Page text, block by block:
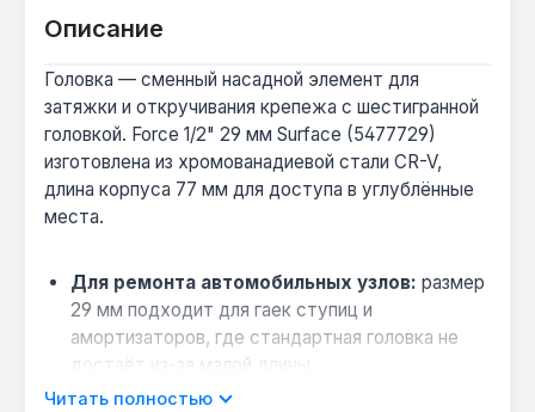
Описание
Головка — сменный насадной элемент для
затяжки и откручивания крепежа с шестигранной
головкой. Force 1/2" 29 мм Surface (5477729)
изготовлена из хромованадиевой стали CR-V,
длина корпуса 77 мм для доступа в углублённые
места.
Для ремонта автомобильных узлов: размер
29 мм подходит для гаек ступиц и
амортизаторов, где стандартная головка не
достаёт из-за малой длины.
Совместимость с ручным инструментом:
Читать полностью